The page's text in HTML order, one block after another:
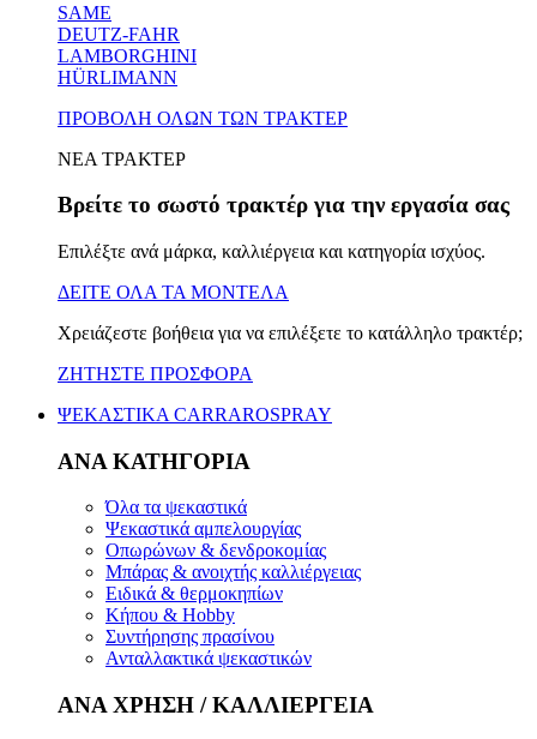
SAME
DEUTZ-FAHR
LAMBORGHINI
HÜRLIMANN
ΠΡΟΒΟΛΗ ΟΛΩΝ ΤΩΝ ΤΡΑΚΤΕΡ
ΝΕΑ ΤΡΑΚΤΕΡ
Βρείτε το σωστό τρακτέρ για την εργασία σας
Επιλέξτε ανά μάρκα, καλλιέργεια και κατηγορία ισχύος.
ΔΕΙΤΕ ΟΛΑ ΤΑ ΜΟΝΤΕΛΑ
Χρειάζεστε βοήθεια για να επιλέξετε το κατάλληλο τρακτέρ;
ΖΗΤΗΣΤΕ ΠΡΟΣΦΟΡΑ
ΨΕΚΑΣΤΙΚΑ CARRAROSPRAY
ΑΝΑ ΚΑΤΗΓΟΡΙΑ
Όλα τα ψεκαστικά
Ψεκαστικά αμπελουργίας
Οπωρώνων & δενδροκομίας
Μπάρας & ανοιχτής καλλιέργειας
Ειδικά & θερμοκηπίων
Κήπου & Hobby
Συντήρησης πρασίνου
Ανταλλακτικά ψεκαστικών
ΑΝΑ ΧΡΗΣΗ / ΚΑΛΛΙΕΡΓΕΙΑ